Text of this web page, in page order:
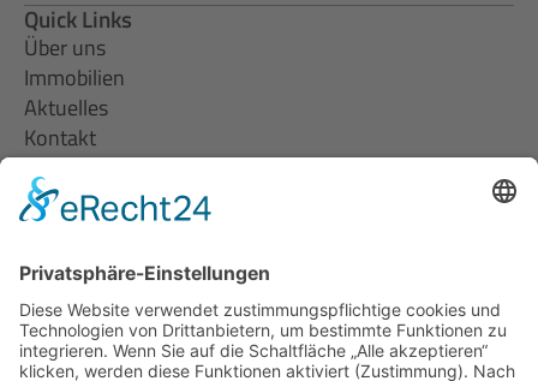
Quick Links
Über uns
Immobilien
Aktuelles
Kontakt
Information
Termin vereinbaren
Häufig gestellte Fragen
Impressum
Kontakt
Westfalen Wohnen e.K.
Buterlandstraße 55